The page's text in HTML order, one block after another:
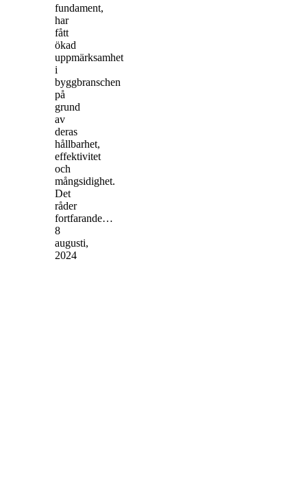
fundament,
har
fått
ökad
uppmärksamhet
i
byggbranschen
på
grund
av
deras
hållbarhet,
effektivitet
och
mångsidighet.
Det
råder
fortfarande…
8
augusti,
2024